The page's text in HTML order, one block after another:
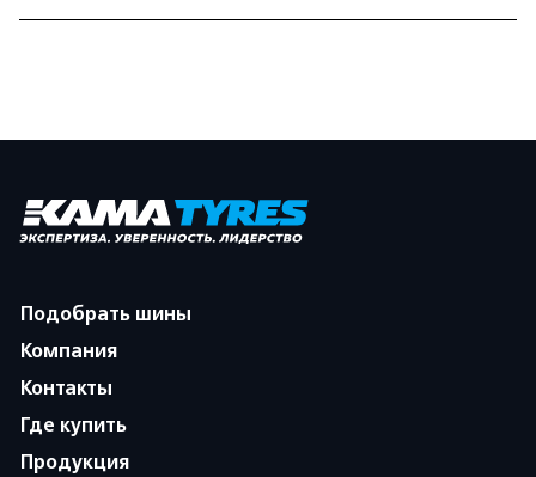
Подобрать шины
Компания
Контакты
Где купить
Продукция